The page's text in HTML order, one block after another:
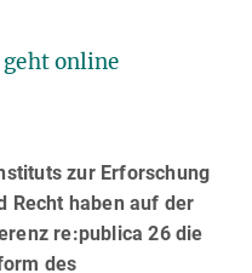
online
zur Erforschung
Recht haben auf der
re:publica 26 die
des